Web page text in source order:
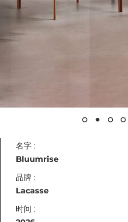
联系我们
名字 :
Bluumrise
品牌 :
Lacasse
时间 :